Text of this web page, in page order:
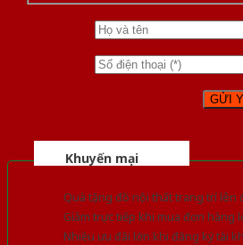
Khuyến mại
Quà tặng đồ nội thất trang trí lên
Giảm trực tiếp khi mua đơn hàng
Nhiều ưu đãi lớn khi đăng ký tài